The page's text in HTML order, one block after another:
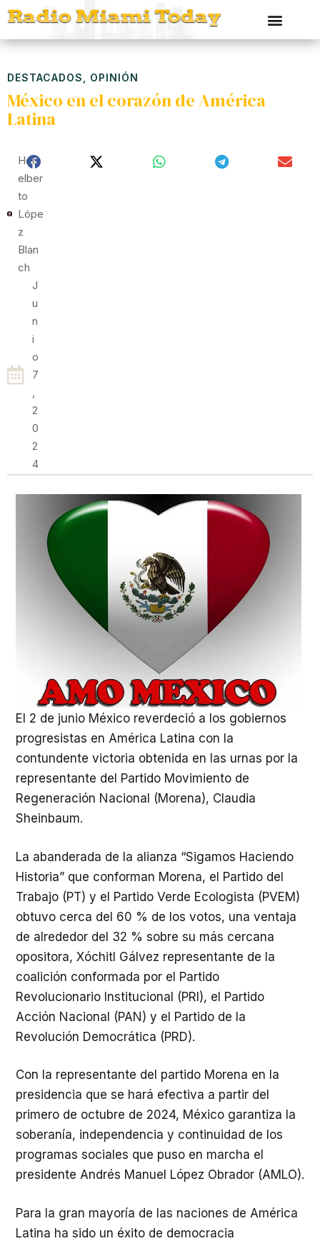
DESTACADOS OPINIÓN
México en el corazón de América
Latina
Hed
Elber
To
Lópe
Z
Blan
Ch
J
U
N
I
O
7
,
2
0
2
4
El 2 de junio México reverdeció a los gobiernos
progresistas en América Latina con la
contundente victoria obtenida en las urnas por la
representante del Partido Movimiento de
Regeneración Nacional (Morena), Claudia
Sheinbaum.
La abanderada de la alianza “Sigamos Haciendo
Historia” que conforman Morena, el Partido del
Trabajo (PT) y el Partido Verde Ecologista (PVEM)
obtuvo cerca del 60 % de los votos, una ventaja
de alrededor del 32 % sobre su más cercana
opositora, Xóchitl Gálvez representante de la
coalición conformada por el Partido
Revolucionario Institucional (PRI), el Partido
Acción Nacional (PAN) y el Partido de la
Revolución Democrática (PRD).
Con la representante del partido Morena en la
presidencia que se hará efectiva a partir del
primero de octubre de 2024, México garantiza la
soberanía, independencia y continuidad de los
programas sociales que puso en marcha el
presidente Andrés Manuel López Obrador (AMLO).
Para la gran mayoría de las naciones de América
Latina ha sido un éxito de democracia